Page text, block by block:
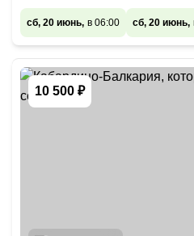
сб, 20 июнь, в 06:00 сб, 20 июнь,
10 500 ₽